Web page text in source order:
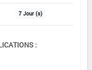
7 Jour (s)
: